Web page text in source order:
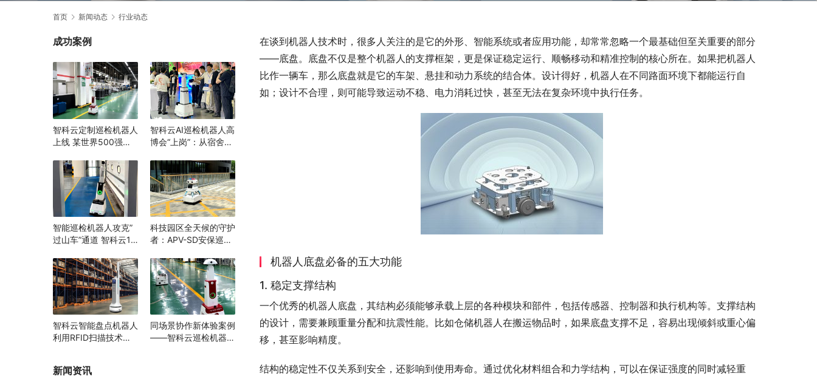
首页 新闻动态 行业动态
在谈到机器人技术时，很多人关注的是它的外形、智能系统或者应用功能，却常常忽略一个最基础但至关重要的部分
——底盘。底盘不仅是整个机器人的支撑框架，更是保证稳定运行、顺畅移动和精准控制的核心所在。如果把机器人
比作一辆车，那么底盘就是它的车架、悬挂和动力系统的结合体。设计得好，机器人在不同路面环境下都能运行自
如；设计不合理，则可能导致运动不稳、电力消耗过快，甚至无法在复杂环境中执行任务。
机器人底盘必备的五大功能
1. 稳定支撑结构
一个优秀的机器人底盘，其结构必须能够承载上层的各种模块和部件，包括传感器、控制器和执行机构等。支撑结构
的设计，需要兼顾重量分配和抗震性能。比如仓储机器人在搬运物品时，如果底盘支撑不足，容易出现倾斜或重心偏
移，甚至影响精度。
结构的稳定性不仅关系到安全，还影响到使用寿命。通过优化材料组合和力学结构，可以在保证强度的同时减轻重
成功案例
智科云定制巡检机器人
上线 某世界500强企
隐患，辅助生产管理
智科云AI巡检机器人高
博会“上岗”：从宿舍到
完“最后一公里”
智能巡检机器人攻克”
过山车”通道 智科云1.8
打造安全生产新范例
科技园区全天候的守护
者：APV-SD安保巡逻
智科云智能盘点机器人
利用RFID扫描技术助
同场景协作新体验案例
——智科云巡检机器人
新闻资讯